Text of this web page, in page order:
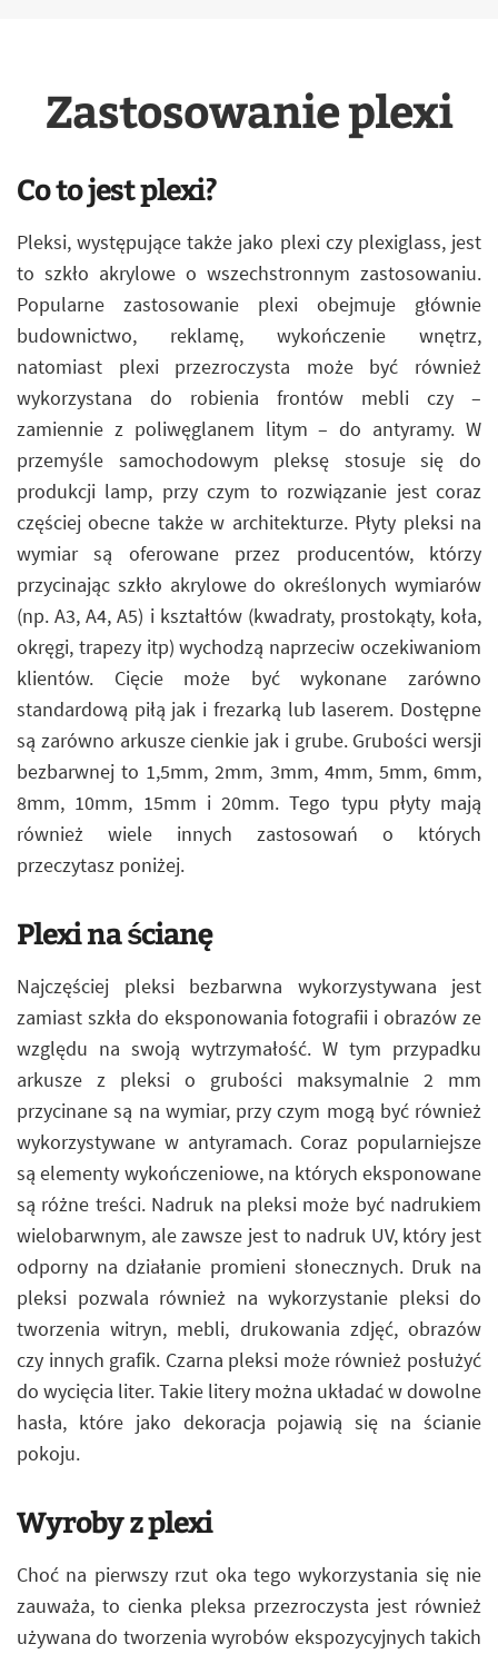
Zastosowanie plexi
Co to jest plexi?
Pleksi, występujące także jako plexi czy plexiglass, jest
to szkło akrylowe o wszechstronnym zastosowaniu.
Popularne zastosowanie plexi obejmuje głównie
budownictwo, reklamę, wykończenie wnętrz,
natomiast plexi przezroczysta może być również
wykorzystana do robienia frontów mebli czy –
zamiennie z poliwęglanem litym – do antyramy. W
przemyśle samochodowym pleksę stosuje się do
produkcji lamp, przy czym to rozwiązanie jest coraz
częściej obecne także w architekturze. Płyty pleksi na
wymiar są oferowane przez producentów, którzy
przycinając szkło akrylowe do określonych wymiarów
(np. A3, A4, A5) i kształtów (kwadraty, prostokąty, koła,
okręgi, trapezy itp) wychodzą naprzeciw oczekiwaniom
klientów. Cięcie może być wykonane zarówno
standardową piłą jak i frezarką lub laserem. Dostępne
są zarówno arkusze cienkie jak i grube. Grubości wersji
bezbarwnej to 1,5mm, 2mm, 3mm, 4mm, 5mm, 6mm,
8mm, 10mm, 15mm i 20mm. Tego typu płyty mają
również wiele innych zastosowań o których
przeczytasz poniżej.
Plexi na ścianę
Najczęściej pleksi bezbarwna wykorzystywana jest
zamiast szkła do eksponowania fotografii i obrazów ze
względu na swoją wytrzymałość. W tym przypadku
arkusze z pleksi o grubości maksymalnie 2 mm
przycinane są na wymiar, przy czym mogą być również
wykorzystywane w antyramach. Coraz popularniejsze
są elementy wykończeniowe, na których eksponowane
są różne treści. Nadruk na pleksi może być nadrukiem
wielobarwnym, ale zawsze jest to nadruk UV, który jest
odporny na działanie promieni słonecznych. Druk na
pleksi pozwala również na wykorzystanie pleksi do
tworzenia witryn, mebli, drukowania zdjęć, obrazów
czy innych grafik. Czarna pleksi może również posłużyć
do wycięcia liter. Takie litery można układać w dowolne
hasła, które jako dekoracja pojawią się na ścianie
pokoju.
Wyroby z plexi
Choć na pierwszy rzut oka tego wykorzystania się nie
zauważa, to cienka pleksa przezroczysta jest również
używana do tworzenia wyrobów ekspozycyjnych takich